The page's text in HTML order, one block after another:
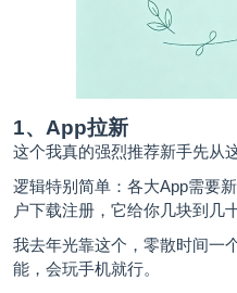
1、App拉新
这个我真的强烈推荐新手先从
逻辑特别简单：各大App需要
户下载注册，它给你几块到几
我去年光靠这个，零散时间一
能，会玩手机就行。